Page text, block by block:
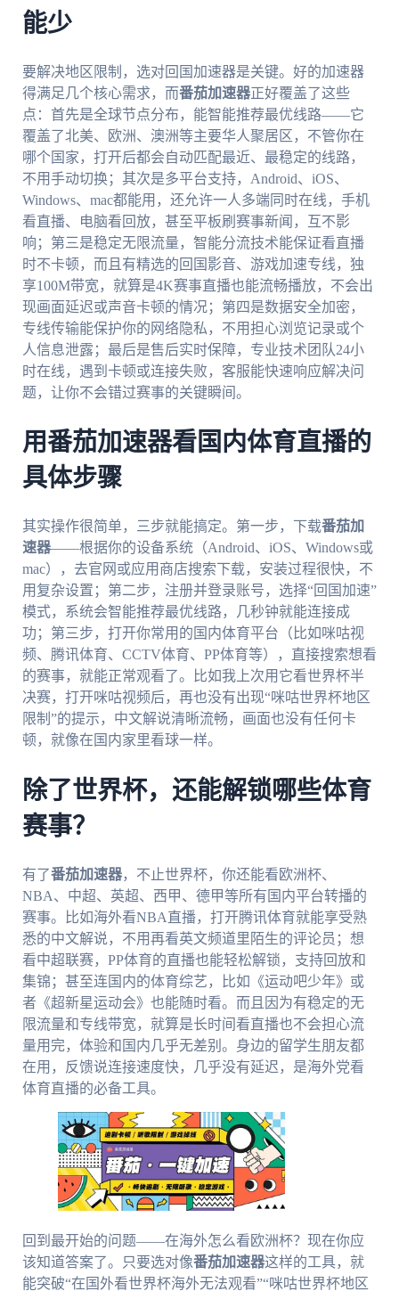
能少
要解决地区限制，选对回国加速器是关键。好的加速器
得满足几个核心需求，而番茄加速器正好覆盖了这些
点：首先是全球节点分布，能智能推荐最优线路——它
覆盖了北美、欧洲、澳洲等主要华人聚居区，不管你在
哪个国家，打开后都会自动匹配最近、最稳定的线路，
不用手动切换；其次是多平台支持，Android、iOS、
Windows、mac都能用，还允许一人多端同时在线，手机
看直播、电脑看回放，甚至平板刷赛事新闻，互不影
响；第三是稳定无限流量，智能分流技术能保证看直播
时不卡顿，而且有精选的回国影音、游戏加速专线，独
享100M带宽，就算是4K赛事直播也能流畅播放，不会出
现画面延迟或声音卡顿的情况；第四是数据安全加密，
专线传输能保护你的网络隐私，不用担心浏览记录或个
人信息泄露；最后是售后实时保障，专业技术团队24小
时在线，遇到卡顿或连接失败，客服能快速响应解决问
题，让你不会错过赛事的关键瞬间。
用番茄加速器看国内体育直播的
具体步骤
其实操作很简单，三步就能搞定。第一步，下载番茄加
速器——根据你的设备系统（Android、iOS、Windows或
mac），去官网或应用商店搜索下载，安装过程很快，不
用复杂设置；第二步，注册并登录账号，选择“回国加速”
模式，系统会智能推荐最优线路，几秒钟就能连接成
功；第三步，打开你常用的国内体育平台（比如咪咕视
频、腾讯体育、CCTV体育、PP体育等），直接搜索想看
的赛事，就能正常观看了。比如我上次用它看世界杯半
决赛，打开咪咕视频后，再也没有出现“咪咕世界杯地区
限制”的提示，中文解说清晰流畅，画面也没有任何卡
顿，就像在国内家里看球一样。
除了世界杯，还能解锁哪些体育
赛事？
有了番茄加速器，不止世界杯，你还能看欧洲杯、
NBA、中超、英超、西甲、德甲等所有国内平台转播的
赛事。比如海外看NBA直播，打开腾讯体育就能享受熟
悉的中文解说，不用再看英文频道里陌生的评论员；想
看中超联赛，PP体育的直播也能轻松解锁，支持回放和
集锦；甚至连国内的体育综艺，比如《运动吧少年》或
者《超新星运动会》也能随时看。而且因为有稳定的无
限流量和专线带宽，就算是长时间看直播也不会担心流
量用完，体验和国内几乎无差别。身边的留学生朋友都
在用，反馈说连接速度快，几乎没有延迟，是海外党看
体育直播的必备工具。
回到最开始的问题——在海外怎么看欧洲杯？现在你应
该知道答案了。只要选对像番茄加速器这样的工具，就
能突破“在国外看世界杯海外无法观看”“咪咕世界杯地区